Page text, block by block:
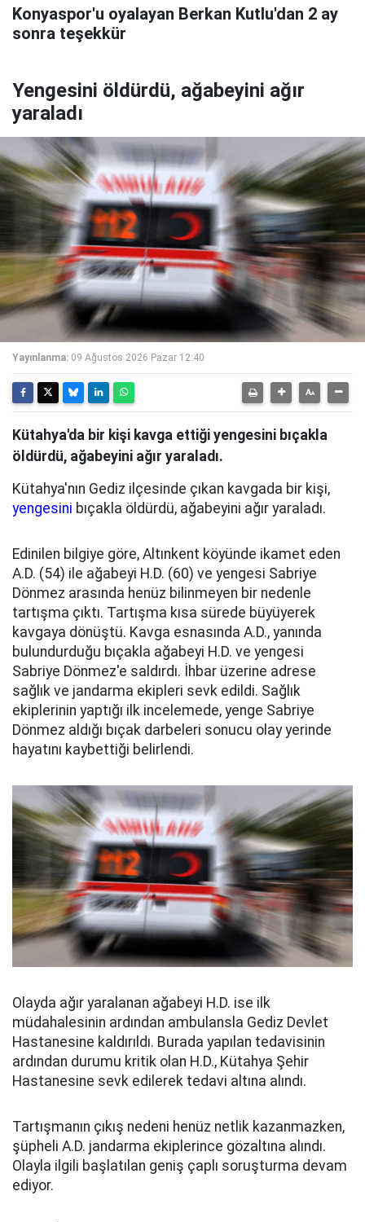
Konyaspor'u oyalayan Berkan Kutlu'dan 2 ay
sonra teşekkür
Yengesini öldürdü, ağabeyini ağır
yaraladı
Yayınlanma: 09 Ağustos 2026 Pazar 12:40
Kütahya'da bir kişi kavga ettiği yengesini bıçakla
öldürdü, ağabeyini ağır yaraladı.
Kütahya'nın Gediz ilçesinde çıkan kavgada bir kişi,
yengesini bıçakla öldürdü, ağabeyini ağır yaraladı.
Edinilen bilgiye göre, Altınkent köyünde ikamet eden
A.D. (54) ile ağabeyi H.D. (60) ve yengesi Sabriye
Dönmez arasında henüz bilinmeyen bir nedenle
tartışma çıktı. Tartışma kısa sürede büyüyerek
kavgaya dönüştü. Kavga esnasında A.D., yanında
bulundurduğu bıçakla ağabeyi H.D. ve yengesi
Sabriye Dönmez'e saldırdı. İhbar üzerine adrese
sağlık ve jandarma ekipleri sevk edildi. Sağlık
ekiplerinin yaptığı ilk incelemede, yenge Sabriye
Dönmez aldığı bıçak darbeleri sonucu olay yerinde
hayatını kaybettiği belirlendi.
Olayda ağır yaralanan ağabeyi H.D. ise ilk
müdahalesinin ardından ambulansla Gediz Devlet
Hastanesine kaldırıldı. Burada yapılan tedavisinin
ardından durumu kritik olan H.D., Kütahya Şehir
Hastanesine sevk edilerek tedavi altına alındı.
Tartışmanın çıkış nedeni henüz netlik kazanmazken,
şüpheli A.D. jandarma ekiplerince gözaltına alındı.
Olayla ilgili başlatılan geniş çaplı soruşturma devam
ediyor.